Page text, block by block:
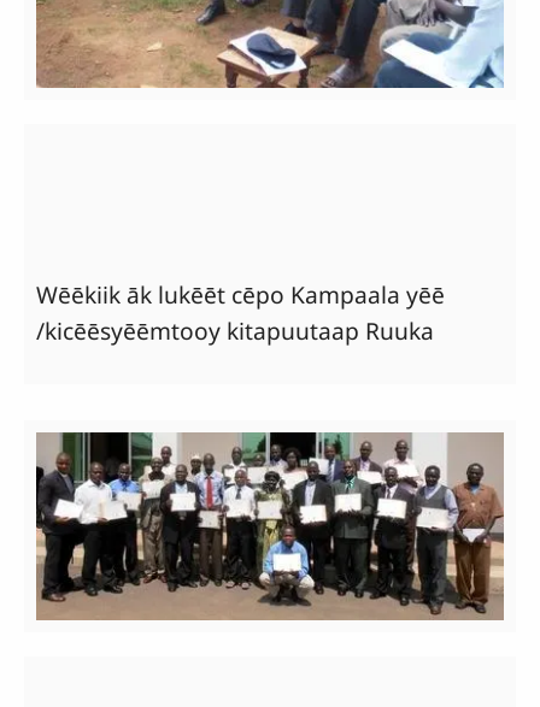
Wēēkiik āk lukēēt cēpo Kampaala yēē
/kicēēsyēēmtooy kitapuutaap Ruuka